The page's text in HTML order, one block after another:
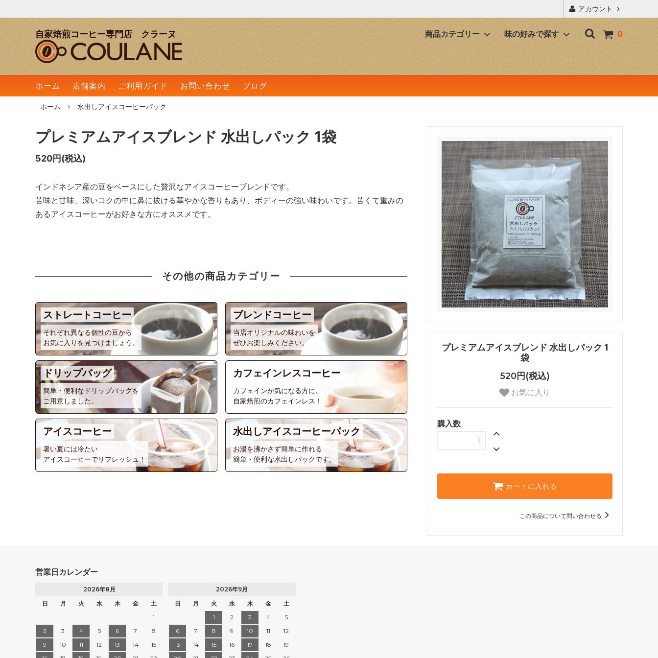
アカウント
自家焙煎コーヒー専門店 クラーヌ 0
商品カテゴリー
ストレートコーヒー ブレンドコーヒー ドリップバッグ カフェインレスコーヒー
アイスコーヒー 水出しアイスコーヒーパック
味の好みで探す
酸味のあるコーヒー 苦味のあるコーヒー バランスの良いコーヒー
ホーム 店舗案内 ご利用ガイド お問い合わせ ブログ
ホーム 水出しアイスコーヒーパック
プレミアムアイスブレンド 水出しパック 1
袋
520円(税込)
お気に入り
購入数
カートに入れる
この商品について問い合わせる
プレミアムアイスブレンド 水出しパック 1袋
520円(税込)
インドネシア産の豆をベースにした贅沢なアイスコーヒーブレンドです。
苦味と甘味、深いコクの中に鼻に抜ける華やかな香りもあり、ボディーの強い味わいです。苦くて重みの
あるアイスコーヒーがお好きな方にオススメです。
その他の商品カテゴリー
ストレートコーヒー
それぞれ異なる個性の豆から
お気に入りを見つけましょう。
ブレンドコーヒー
当店オリジナルの味わいを
ぜひお楽しみください。
ドリップバッグ
簡単・便利なドリップバッグを
ご用意しました。
カフェインレスコーヒー
カフェインが気になる方に。
自家焙煎のカフェインレス！
アイスコーヒー
暑い夏には冷たい
アイスコーヒーでリフレッシュ！
水出しアイスコーヒーパック
お湯を沸かさず簡単に作れる
簡単・便利な水出しパックです。
営業日カレンダー
2026年8月
日
月 火 水 木 金
土
1
2
3 4 5 6 7
8
9
10 11 12 13 14
15
2026年9月
日
月 火 水 木 金
土
1
2 3 4
5
6
7 8 9 10 11
12
13
14 15 16 17 18
19